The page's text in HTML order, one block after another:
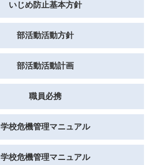
いじめ防止基本方針
部活動活動方針
部活動活動計画
職員必携
学校危機管理マニュアル
学校危機管理マニュアル